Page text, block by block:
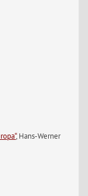
, Hans-Werner